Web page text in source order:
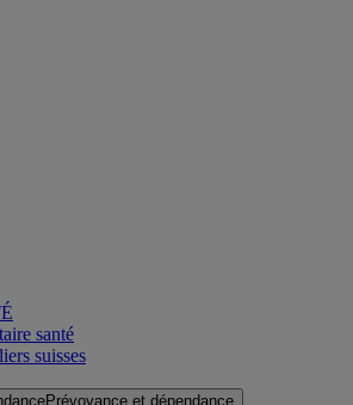
santé
suisses
Prévoyance et dépendance